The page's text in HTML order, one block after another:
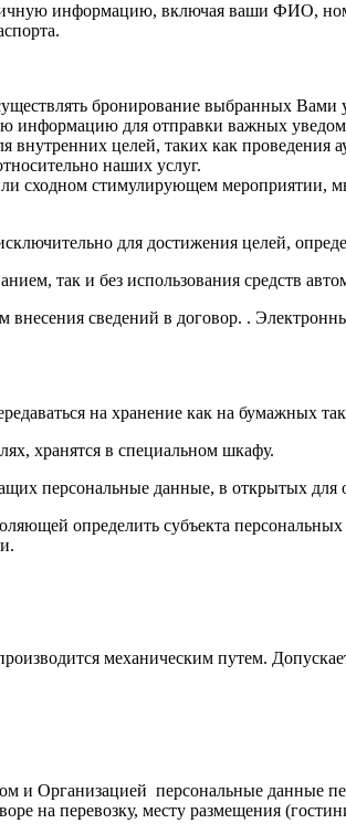
информацию, включая ваши ФИО,
бронирование выбранных Вами
информацию для отправки важных
целей, таких как проведения
наших услуг.
сходном стимулирующем мероприятии,
для достижения целей,
так и без использования средств
сведений в договор. .
на хранение как на бумажных
хранятся в специальном шкафу.
персональные данные, в открытых для
определить субъекта
механическим путем.
и Организацией персональные данные
на перевозку, месту размещения